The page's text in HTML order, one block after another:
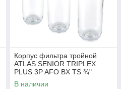
Корпус фильтра тройной
ATLAS SENIOR TRIPLEX
PLUS 3P AFO BX TS ¾"
В наличии